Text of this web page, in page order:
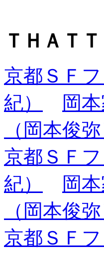
ＴＨＡＴ
京都ＳＦ
紀）
岡
（岡本俊弥
京都ＳＦ
紀）
岡
（岡本俊弥
京都ＳＦ